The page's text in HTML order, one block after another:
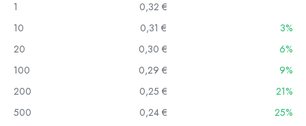
1
0,32 €
10
0,31 €
3%
20
0,30 €
6%
100
0,29 €
9%
200
0,25 €
21%
500
0,24 € 25%